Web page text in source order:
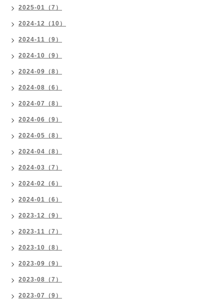
2025-01（7）
2024-12（10）
2024-11（9）
2024-10（9）
2024-09（8）
2024-08（6）
2024-07（8）
2024-06（9）
2024-05（8）
2024-04（8）
2024-03（7）
2024-02（6）
2024-01（6）
2023-12（9）
2023-11（7）
2023-10（8）
2023-09（9）
2023-08（7）
2023-07（9）